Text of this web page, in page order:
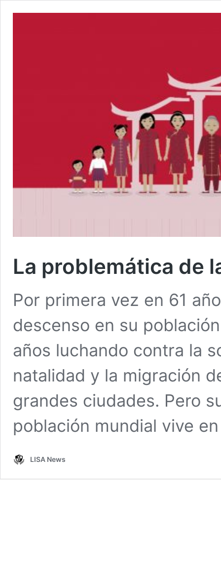
La problemática de
Por primera vez en 61
descenso en su
años luchando contra la
natalidad y la migración
grandes ciudades. Pero
población mundial vive
LISA News